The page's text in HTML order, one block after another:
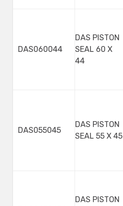
DAS060044
DAS PISTON
SEAL 60 X
44
DAS055045
DAS PISTON
SEAL 55 X 45
DAS PISTON